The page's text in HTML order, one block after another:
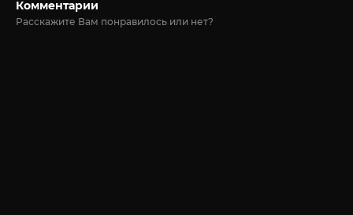
Комментарии
Расскажите Вам понравилось или нет?